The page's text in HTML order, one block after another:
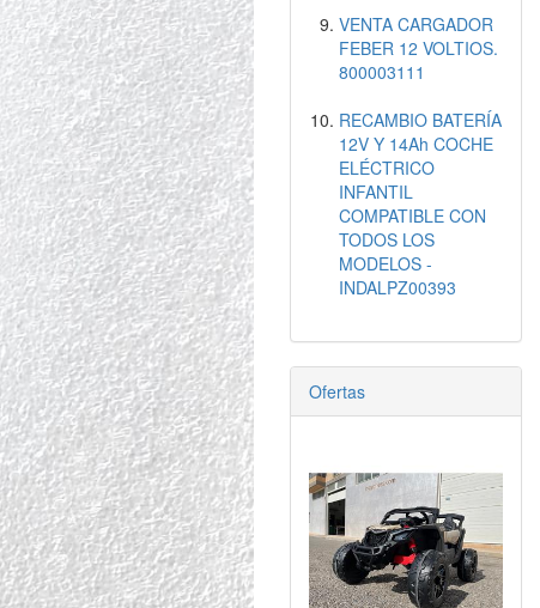
VENTA CARGADOR
FEBER 12 VOLTIOS.
800003111
RECAMBIO BATERÍA
12V Y 14Ah COCHE
ELÉCTRICO
INFANTIL
COMPATIBLE CON
TODOS LOS
MODELOS -
INDALPZ00393
Ofertas